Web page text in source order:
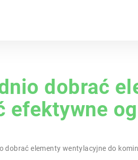
dobrać
efektywne
dobrać elementy wentylacyjne do